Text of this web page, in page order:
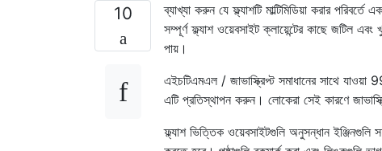
10 ব্যাখ্যা করুন যে ফ্ল্যাশটি মাল্টিমিডিয়া করার
সম্পূর্ণ ফ্ল্যাশ ওয়েবসাইট ক্লায়েন্টের কাছে জটিল
পায়।
এইচটিএমএল / জাভাস্ক্রিপ্ট সমাধানের সাথে যাওয়া
এটি প্রতিস্থাপন করুন। লোকেরা সেই কারণে
ফ্ল্যাশ ভিত্তিক ওয়েবসাইটগুলি অনুসন্ধান